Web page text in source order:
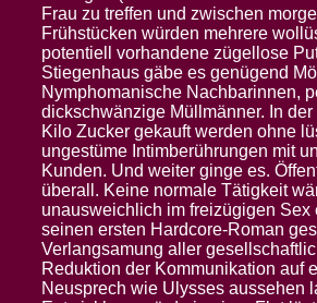
Frau zu treffen und zwischen
Frühstücken würden mehrere
potentiell vorhandene zügellose
Stiegenhaus gäbe es genügend
Nymphomanische Nachbarinnen,
dickschwänzige Müllmänner. In
Kilo Zucker gekauft werden ohne
ungestüme Intimberührungen mit
Kunden. Und weiter ginge es.
überall. Keine normale Tätigkeit
unausweichlich im freizügigen
seinen ersten Hardcore-Roman
Verlangsamung aller
Reduktion der Kommunikation auf
Neusprech wie Ulysses aussehen